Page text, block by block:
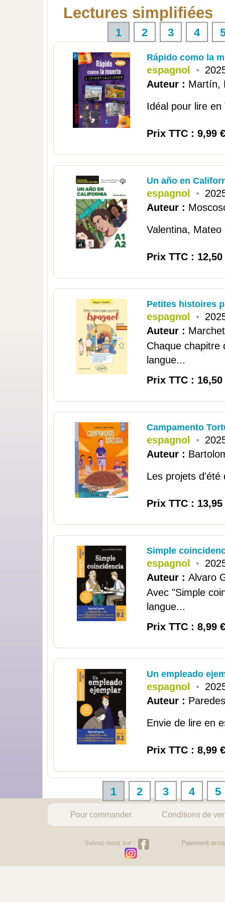
Lectures simplifiées
1 2 3 4
Rápido como la
espagnol •
Auteur : Martín,
Idéal pour lire
Prix TTC : 9,99 €
Un año en
espagnol •
Auteur :
Valentina,
Prix TTC : 12,50
Petites histoires
espagnol •
Auteur :
Chaque chapitre
langue...
Prix TTC : 16,50
Campamento
espagnol •
Auteur :
Les projets d'été
Prix TTC : 13,95
Simple
espagnol •
Auteur : Alvaro
Avec "Simple
langue...
Prix TTC : 8,99 €
Un empleado
espagnol •
Auteur :
Envie de lire en
Prix TTC : 8,99 €
1 2 3 4 5
Pour commander Conditions de
Suivez-nous sur : Paiement